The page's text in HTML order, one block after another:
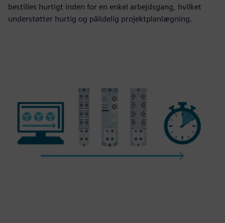
bestilles hurtigt inden for en enkel arbejdsgang, hvilket
understøtter hurtig og pålidelig projektplanlægning.